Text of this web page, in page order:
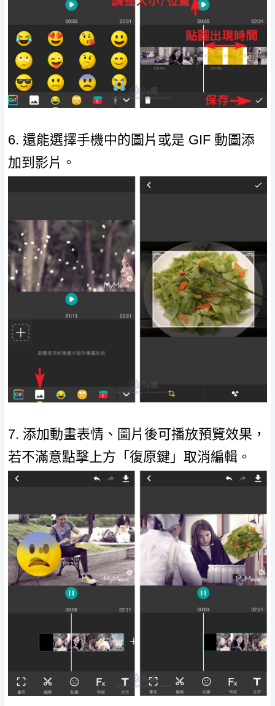
6. 還能選擇手機中的圖片或是 GIF 動圖添
加到影片。
7. 添加動畫表情、圖片後可播放預覽效果，
若不滿意點擊上方「復原鍵」取消編輯。